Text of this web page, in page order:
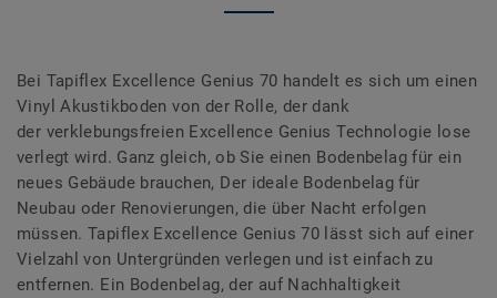
Bei Tapiflex Excellence Genius 70 handelt es sich um einen
Vinyl Akustikboden von der Rolle, der dank
der verklebungsfreien Excellence Genius Technologie lose
verlegt wird. Ganz gleich, ob Sie einen Bodenbelag für ein
neues Gebäude brauchen, Der ideale Bodenbelag für
Neubau oder Renovierungen, die über Nacht erfolgen
müssen. Tapiflex Excellence Genius 70 lässt sich auf einer
Vielzahl von Untergründen verlegen und ist einfach zu
entfernen. Ein Bodenbelag, der auf Nachhaltigkeit